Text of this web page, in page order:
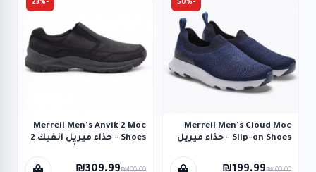
-50%
Merrell Men's Cloud Moc
Slip-on Shoes - حذاء ميريل
لون كحلي
-23%
Merrell Men's Anvik 2 Moc
Shoes - حذاء ميريل انفيك 2